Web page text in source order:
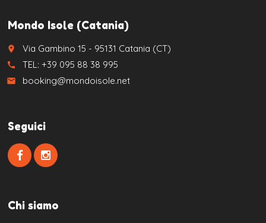
Mondo Isole (Catania)
place Via Gambino 15 - 95131 Catania (CT)
call TEL: +39 095 88 38 995
email booking@mondoisole.net
Seguici
Chi siamo